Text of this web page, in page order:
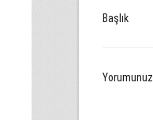
Başlık
Yorumunuz